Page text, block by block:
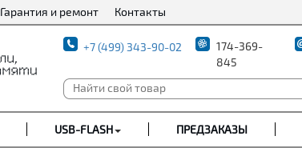
Гарантия и ремонт Контакты
+7 (499) 343-90-02
174-369-
845
USB-FLASH ПРЕДЗАКАЗЫ